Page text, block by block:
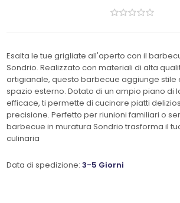
Esalta le tue grigliate all'aperto con il
Sondrio. Realizzato con materiali di alta
artigianale, questo barbecue aggiunge stile
spazio esterno. Dotato di un ampio piano di
efficace, ti permette di cucinare piatti
precisione. Perfetto per riunioni familiari o
barbecue in muratura Sondrio trasforma il
culinaria
Data di spedizione: 3-5 Giorni